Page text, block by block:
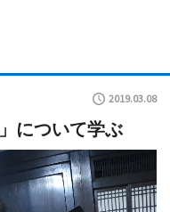
2019.03.08
について学ぶ